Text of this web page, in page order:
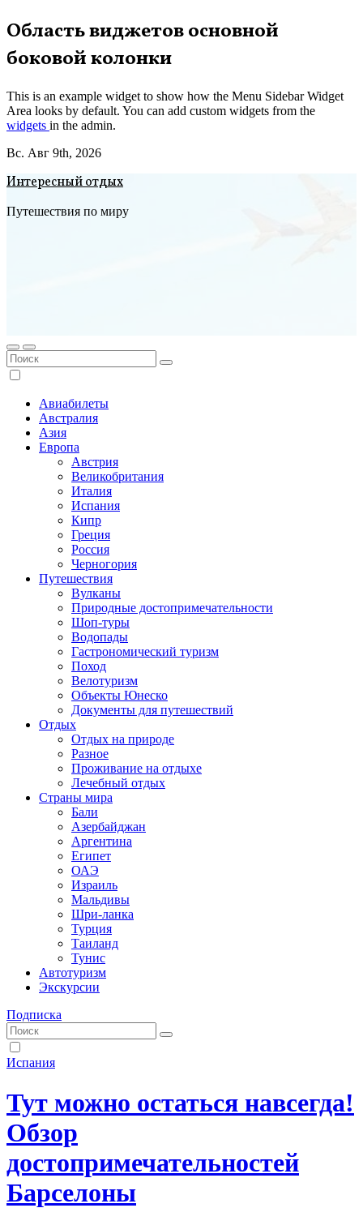
Перейти
к
содержимому
Область виджетов основной
боковой колонки
This is an example widget to show how the Menu Sidebar Widget
Area looks by default. You can add custom widgets from the
widgets in the admin.
Вс. Авг 9th, 2026
Интересный отдых
Путешествия по миру
Авиабилеты
Австралия
Азия
Европа
Австрия
Великобритания
Италия
Испания
Кипр
Греция
Россия
Черногория
Путешествия
Вулканы
Природные достопримечательности
Шоп-туры
Водопады
Гастрономический туризм
Поход
Велотуризм
Объекты Юнеско
Документы для путешествий
Отдых
Отдых на природе
Разное
Проживание на отдыхе
Лечебный отдых
Страны мира
Бали
Азербайджан
Аргентина
Египет
ОАЭ
Израиль
Мальдивы
Шри-ланка
Турция
Таиланд
Тунис
Автотуризм
Экскурсии
Подписка
Испания
Тут можно остаться навсегда!
Обзор
достопримечательностей
Барселоны